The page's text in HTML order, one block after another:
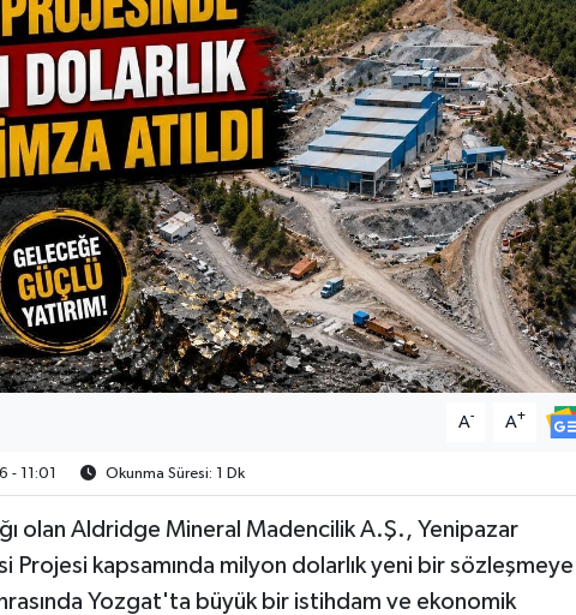
A- A+
- 11:01 Okunma Süresi: 1 Dk
olan Aldridge Mineral Madencilik A.Ş., Yenipazar
Projesi kapsamında milyon dolarlık yeni bir sözleşmeye
Yozgat'ta büyük bir istihdam ve ekonomik